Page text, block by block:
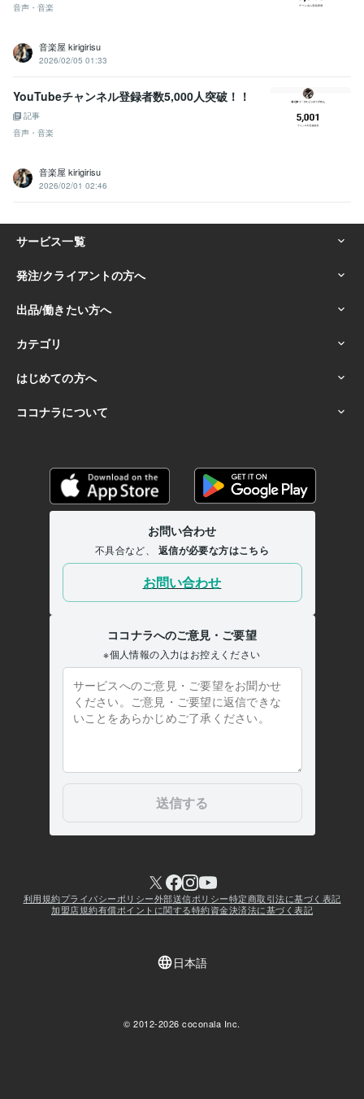
音声・音楽
音楽屋 kirigirisu
2026/02/05 01:33
YouTubeチャンネル登録者数5,000人突破！！
記事
音声・音楽
音楽屋 kirigirisu
2026/02/01 02:46